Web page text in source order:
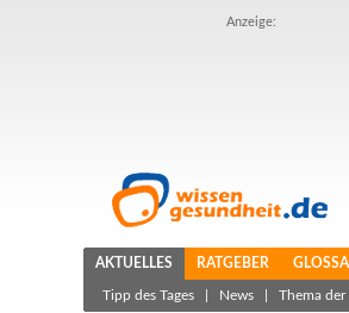
Anzeige:
AKTUELLES RATGEBER
Tipp des Tages News Thema der